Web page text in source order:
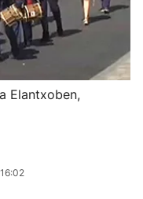
Elantxoben,